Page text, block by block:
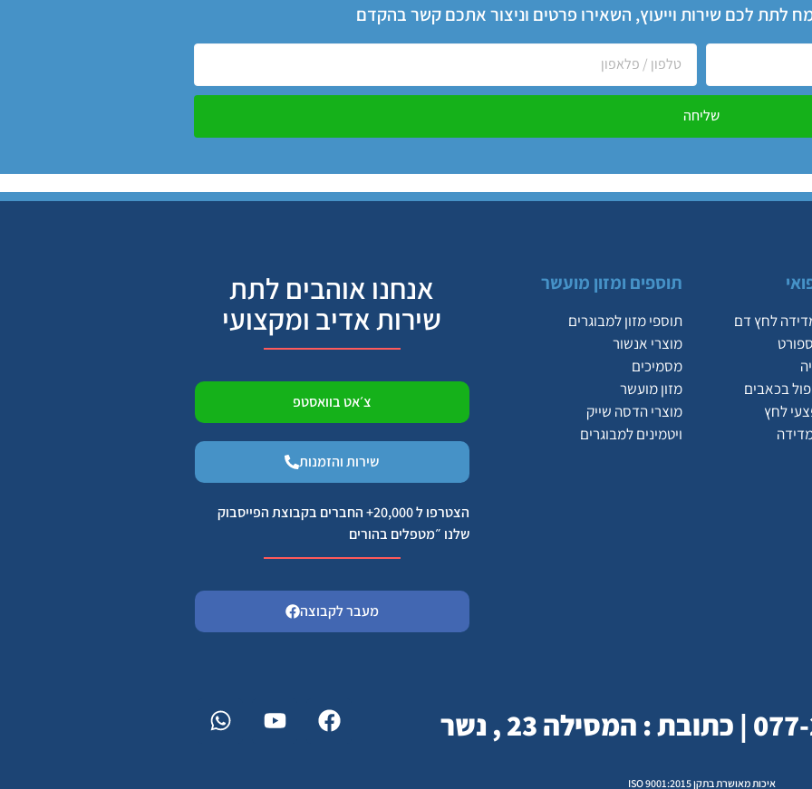
לתת לכם שירות וייעוץ, השאירו פרטים וניצור אתכם קשר בהקדם
שליחה
לחץ דם
בכאבים
לחץ
תוספים ומזון מועשר
תוספי מזון למבוגרים
מוצרי אנשור
מסמיכים
מזון מועשר
מוצרי הדסה שייק
ויטמינים למבוגרים
אנחנו אוהבים לתת
שירות אדיב ומקצועי
צ׳אט בוואסטפ
שירות והזמנות
הצטרפו ל 20,000+ החברים בקבוצת הפייסבוק
שלנו ״מטפלים בהורים
מעבר לקבוצה
איכות מאושרת בתקן ISO 9001:2015